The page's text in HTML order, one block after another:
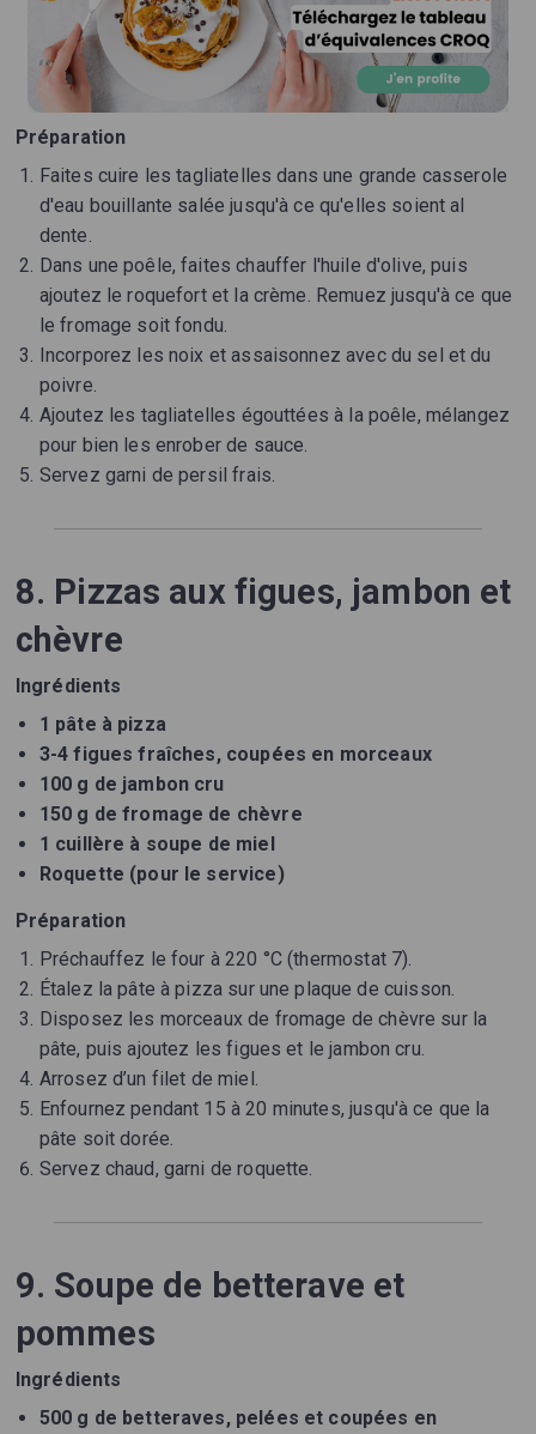
Préparation
Faites cuire les tagliatelles dans une grande casserole
d'eau bouillante salée jusqu'à ce qu'elles soient al
dente.
Dans une poêle, faites chauffer l'huile d'olive, puis
ajoutez le roquefort et la crème. Remuez jusqu'à ce que
le fromage soit fondu.
Incorporez les noix et assaisonnez avec du sel et du
poivre.
Ajoutez les tagliatelles égouttées à la poêle, mélangez
pour bien les enrober de sauce.
Servez garni de persil frais.
8. Pizzas aux figues, jambon et
chèvre
Ingrédients
1 pâte à pizza
3-4 figues fraîches, coupées en morceaux
100 g de jambon cru
150 g de fromage de chèvre
1 cuillère à soupe de miel
Roquette (pour le service)
Préparation
Préchauffez le four à 220 °C (thermostat 7).
Étalez la pâte à pizza sur une plaque de cuisson.
Disposez les morceaux de fromage de chèvre sur la
pâte, puis ajoutez les figues et le jambon cru.
Arrosez d’un filet de miel.
Enfournez pendant 15 à 20 minutes, jusqu'à ce que la
pâte soit dorée.
Servez chaud, garni de roquette.
9. Soupe de betterave et
pommes
Ingrédients
500 g de betteraves, pelées et coupées en